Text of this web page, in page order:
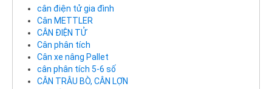
cân điện tử gia đình
Cân METTLER
CÂN ĐIỆN TỬ
Cân phân tích
Cân xe nâng Pallet
cân phân tích 5-6 số
CÂN TRÂU BÒ, CÂN LỢN